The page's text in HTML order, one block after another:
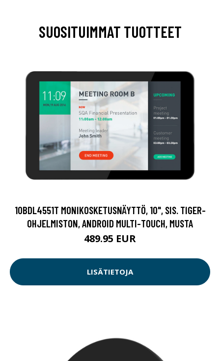
SUOSITUIMMAT TUOTTEET
10BDL4551T MONIKOSKETUSNÄYTTÖ, 10", SIS. TIGER-
OHJELMISTON, ANDROID MULTI-TOUCH, MUSTA
489.95 EUR
LISÄTIETOJA